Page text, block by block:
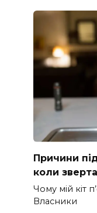
Причини
коли
Чому мій кіт
Власники